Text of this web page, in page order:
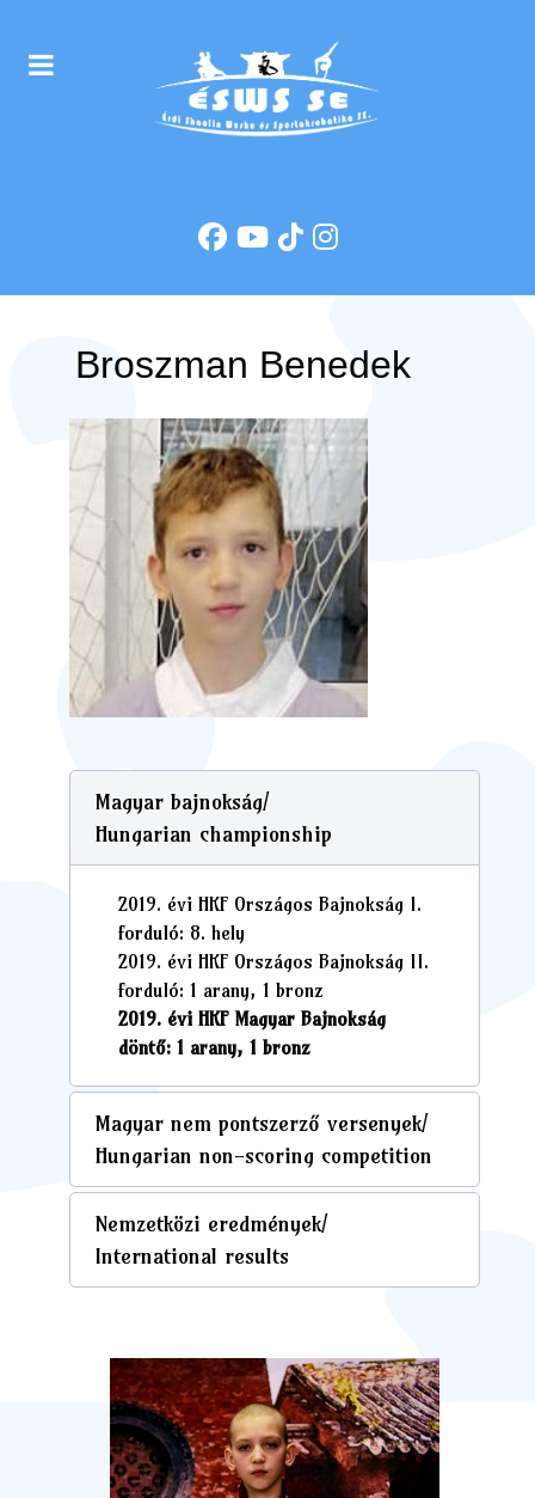
Broszman Benedek
Magyar bajnokság/
Hungarian championship
2019. évi HKF Országos Bajnokság I.
forduló: 8. hely
2019. évi HKF Országos Bajnokság II.
forduló: 1 arany, 1 bronz
2019. évi HKF Magyar Bajnokság
döntő: 1 arany, 1 bronz
Magyar nem pontszerző versenyek/
Hungarian non-scoring competition
Nemzetközi eredmények/
International results